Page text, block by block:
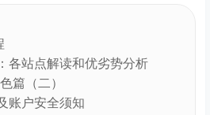
（卖家精灵、sorftime）.mp4
证结合.mp4
化及选品表格制作实操.mp4
【25年1月更新】
化率的Listing.mp4